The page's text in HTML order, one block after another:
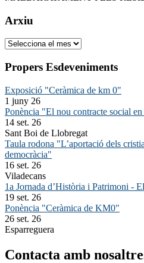
Arxiu
Arxiu
Propers Esdeveniments
Exposició "Ceràmica de km 0"
1 juny 26
Ponència "El nou contracte social
14 set. 26
Sant Boi de Llobregat
Taula rodona "L’aportació dels
democràcia"
16 set. 26
Viladecans
1a Jornada d’Història i Patrimoni -
19 set. 26
Ponència "Ceràmica de KM0"
26 set. 26
Esparreguera
Contacta amb